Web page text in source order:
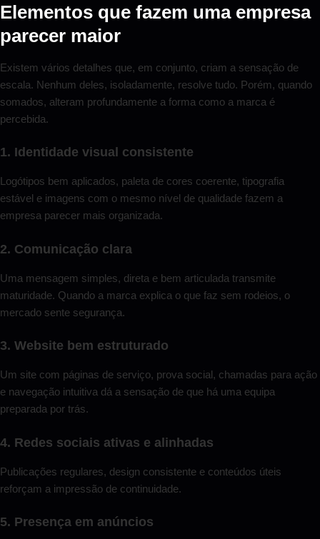
Elementos que fazem uma empresa
parecer maior
Existem vários detalhes que, em conjunto, criam a sensação de
escala. Nenhum deles, isoladamente, resolve tudo. Porém, quando
somados, alteram profundamente a forma como a marca é
percebida.
1. Identidade visual consistente
Logótipos bem aplicados, paleta de cores coerente, tipografia
estável e imagens com o mesmo nível de qualidade fazem a
empresa parecer mais organizada.
2. Comunicação clara
Uma mensagem simples, direta e bem articulada transmite
maturidade. Quando a marca explica o que faz sem rodeios, o
mercado sente segurança.
3. Website bem estruturado
Um site com páginas de serviço, prova social, chamadas para ação
e navegação intuitiva dá a sensação de que há uma equipa
preparada por trás.
4. Redes sociais ativas e alinhadas
Publicações regulares, design consistente e conteúdos úteis
reforçam a impressão de continuidade.
5. Presença em anúncios